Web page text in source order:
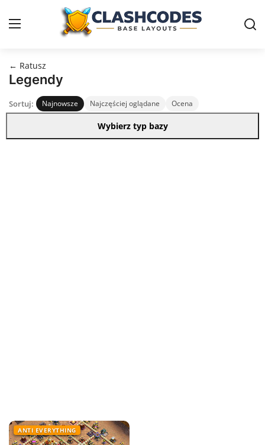
Ratusz
Polski
← Ratusz
Legendy
Sortuj: Najnowsze Najczęściej oglądane Ocena
Wybierz typ bazy
ANTI EVERYTHING